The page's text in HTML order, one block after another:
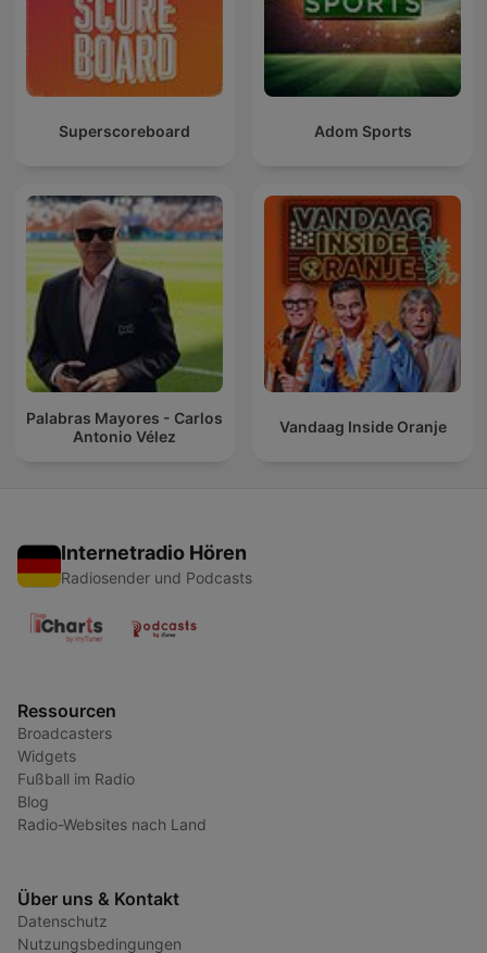
Superscoreboard Adom Sports
Palabras Mayores - Carlos
Antonio Vélez
Vandaag Inside Oranje
Internetradio Hören
Radiosender und Podcasts
Ressourcen
Broadcasters
Widgets
Fußball im Radio
Blog
Radio-Websites nach Land
Über uns & Kontakt
Datenschutz
Nutzungsbedingungen